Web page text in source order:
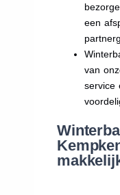
een
van
service